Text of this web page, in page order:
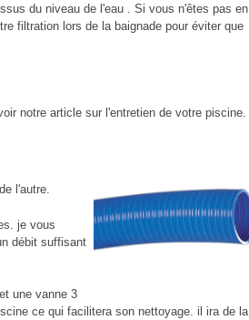
du niveau de l'eau . Si vous n'êtes pas en
filtration lors de la baignade pour éviter que
notre article sur l'entretien de votre piscine.
l'autre.
je vous
débit suffisant
une vanne 3
ce qui facilitera son nettoyage. il ira de la